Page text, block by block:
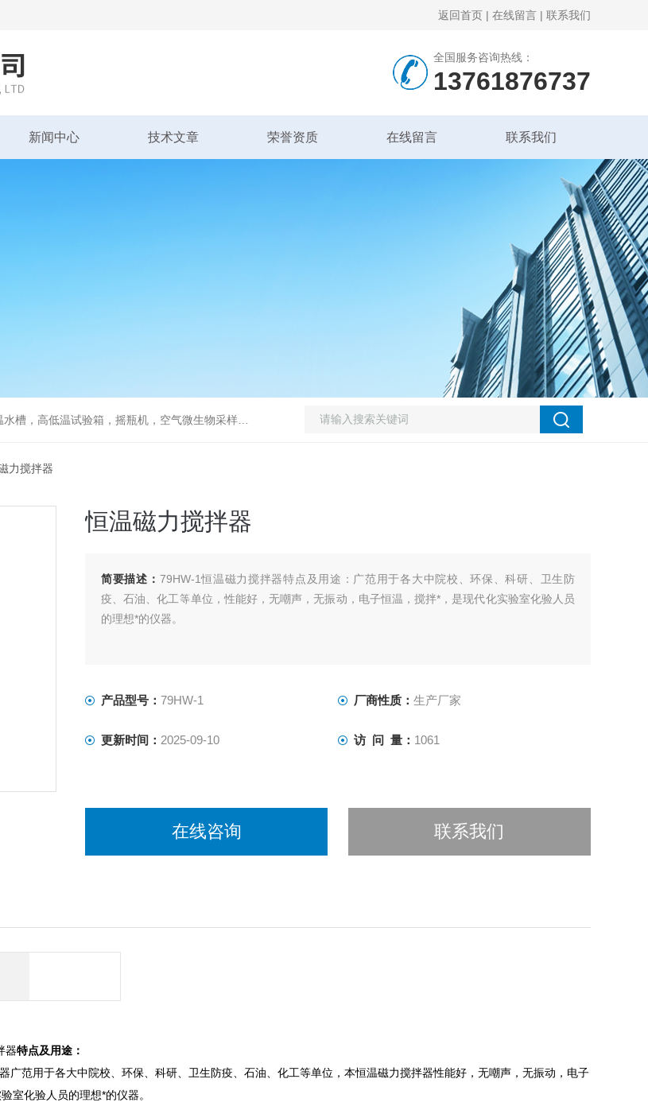
返回首页 | 在线留言 | 联系我们
全国服务咨询热线：
13761876737
新闻中心 技术文章 荣誉资质 在线留言 联系我们
温试验箱，摇瓶机，空气微生物采样器，水质采样器
力搅拌器
恒温磁力搅拌器
简要描述： 79HW-1恒温磁力搅拌器特点及用途：广范用于各大中院校、环保、科研、卫生防
疫、石油、化工等单位，性能好，无嘲声，无振动，电子恒温，搅拌*，是现代化实验室化验人员
的理想*的仪器。
产品型号： 79HW-1 厂商性质： 生产厂家
更新时间： 2025-09-10 访 问 量： 1061
在线咨询 联系我们
器特点及用途：
范用于各大中院校、环保、科研、卫生防疫、石油、化工等单位，本恒温磁力搅拌器性能好，无嘲声，无振动，电子
室化验人员的理想*的仪器。